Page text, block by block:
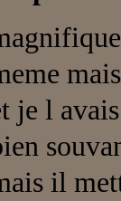
je l
il